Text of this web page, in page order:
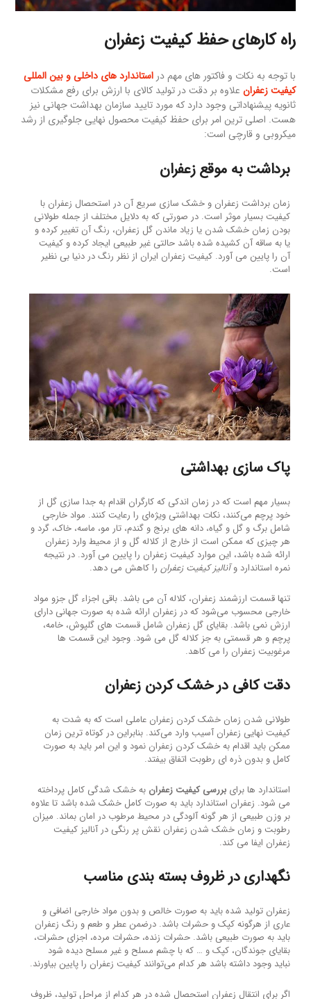
راه کارهای حفظ کیفیت زعفران
با توجه به نکات و فاکتور های مهم دراستاندارد های داخلی و بین المللی
کیفیت زعفران علاوه بر دقت در تولید کالای با ارزش برای رفع مشکلات
ثانویه پیشنهاداتی وجود دارد که مورد تایید سازمان بهداشت جهانی نیز
هست. اصلی ترین امر برای حفظ کیفیت محصول نهایی جلوگیری از رشد
میکروبی و قارچی است:
برداشت به موقع زعفران
زمان برداشت زعفران و خشک سازی سریع آن در استحصال زعفران با
کیفیت بسیار موثر است. در صورتی که به دلایل مختلف از جمله طولانی
بودن زمان خشک شدن یا زیاد ماندن گل زعفران، رنگ آن تغییر کرده و
یا به ساقه آن کشیده شده باشد حالتی غیر طبیعی ایجاد کرده و کیفیت
آن را پایین می آورد. کیفیت زعفران ایران از نظر رنگ در دنیا بی نظیر
است.
پاک سازی بهداشتی
بسیار مهم است که در زمان اندکی که کارگران اقدام به جدا سازی گل از
خود پرچم می‌کنند، نکات بهداشتی ویژه‌ای را رعایت کنند. مواد خارجی
شامل برگ و گل و گیاه، دانه های برنج و گندم، تار مو، ماسه، خاک، گرد و
هر چیزی که ممکن است از خارج از کلاله گل و از محیط وارد زعفران
ارائه شده باشد، این موارد کیفیت زعفران را پایین می آورد. در نتیجه
نمره استاندارد وآنالیز کیفیت زعفران را کاهش می دهد.
تنها قسمت ارزشمند زعفران، کلاله آن می باشد. باقی اجزاء گل جزو مواد
خارجی محسوب می‌شود که در زعفران ارائه شده به صورت جهانی دارای
ارزش نمی باشد. بقایای گل زعفران شامل قسمت های گلپوش، خامه،
پرچم و هر قسمتی به جز کلاله گل می شود. وجود این قسمت ها
مرغوبیت زعفران را می کاهد.
دقت کافی در خشک کردن زعفران
طولانی شدن زمان خشک کردن زعفران عاملی است که به شدت به
کیفیت نهایی زعفران آسیب وارد می‌کند. بنابراین در کوتاه ترین زمان
ممکن باید اقدام به خشک کردن زعفران نمود و این امر باید به صورت
کامل و بدون ذره ای رطوبت اتفاق بیفتد.
استاندارد ها برایبررسی کیفیت زعفران به خشک شدگی کامل پرداخته
می شود. زعفران استاندارد باید به صورت کامل خشک شده باشد تا علاوه
بر وزن طبیعی از هر گونه آلودگی در محیط مرطوب در امان بماند. میزان
رطوبت و زمان خشک شدن زعفران نقش پر رنگی در آنالیز کیفیت
زعفران ایفا می کند.
نگهداری در ظروف بسته بندی مناسب
زعفران تولید شده باید به صورت خالص و بدون مواد خارجی اضافی و
عاری از هرگونه کپک و حشرات باشد. درضمن عطر و طعم و رنگ زعفران
باید به صورت طبیعی باشد. حشرات زنده، حشرات مرده، اجزای حشرات،
بقایای جوندگان، کپک و … که با چشم مسلح و غیر مسلح دیده شود
نباید وجود داشته باشد هر کدام می‌توانند کیفیت زعفران را پایین بیاورند.
اگر برای انتقال زعفران استحصال شده در هر کدام از مراحل تولید، ظروف